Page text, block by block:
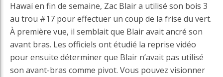
Hawaï en fin de semaine, Zac Blair a utilisé son bois 3
au trou #17 pour effectuer un coup de la frise du vert.
À première vue, il semblait que Blair avait ancré son
avant bras. Les officiels ont étudié la reprise vidéo
pour ensuite déterminer que Blair n’avait pas utilisé
son avant-bras comme pivot. Vous pouvez visionner